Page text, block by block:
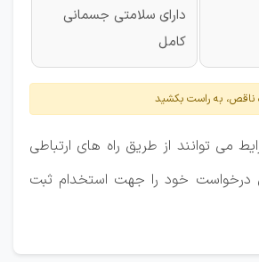
دارای سلامتی جسمانی
کامل
به راست بکشید
می توانند از طریق راه های ارتباطی
درخواست خود را جهت استخدام ثبت